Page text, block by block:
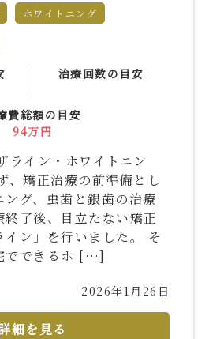
ホワイトニング
治療回数の目安
費総額の目安
94万円
ライン・ホワイトニン
、矯正治療の前準備とし
グ、虫歯と銀歯の治療
終了後、目立たない矯正
ン」を行いました。 そ
でできるホ […]
2026年1月26日
細を見る